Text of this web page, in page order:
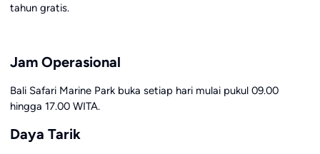
tahun gratis.
Jam Operasional
Bali Safari Marine Park buka setiap hari mulai pukul 09.00
hingga 17.00 WITA.
Daya Tarik